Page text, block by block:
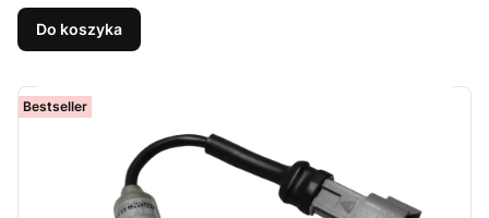
Do koszyka
Bestseller